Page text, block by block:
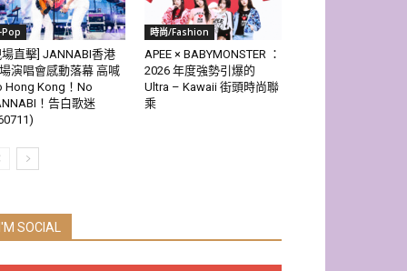
Pop
場直擊] JANNABI香港
演唱會感動落幕 高喊
Hong Kong！No
！告白歌迷
時尚/Fashion
APEE × BABYMONSTER ：
2026 年度強勢引爆的
Ultra – Kawaii 街頭時尚聯
乘
I'M SOCIAL